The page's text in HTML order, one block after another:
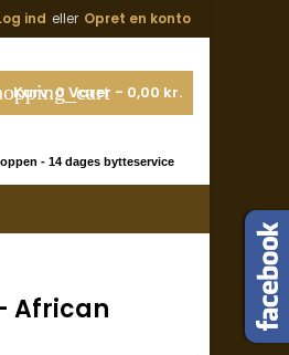
ind eller Opret en konto
Kurv:0 Varer - 0,00 kr.
- 14 dages bytteservice
African